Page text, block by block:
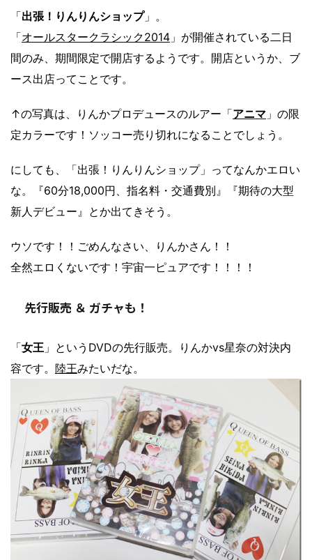
「出張！りんりんショップ」。
「オールスタークラシック2014 」が開催されている二日
間のみ、期間限定で開店するようです。開店というか、ブ
ース出店ってことです。
↑の写真は、りんかプロデュースのルアー「アニマ 」の限
定カラーです！ソッコー売り切れになることでしょう。
にしても、「出張！りんりんショップ」ってなんかエロい
な。『60分18,000円、指名料・交通費別』『期待の大型
新人デビュー』とか出てきそう。
ウソです！！ごめんなさい、りんかさん！！
全然エロくないです！宇宙一ピュアです！！！！
先行販売 ＆ ガチャも！
「女王 」というDVDの先行販売。りんかvs星奈の対決内
容です。 陸王みたいだな。